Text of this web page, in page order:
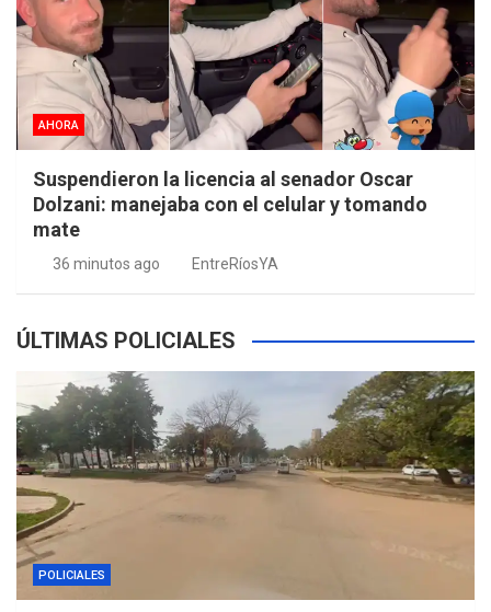
AHORA
Suspendieron la licencia al senador Oscar
Dolzani: manejaba con el celular y tomando
mate
36 minutos ago EntreRíosYA
ÚLTIMAS POLICIALES
POLICIALES